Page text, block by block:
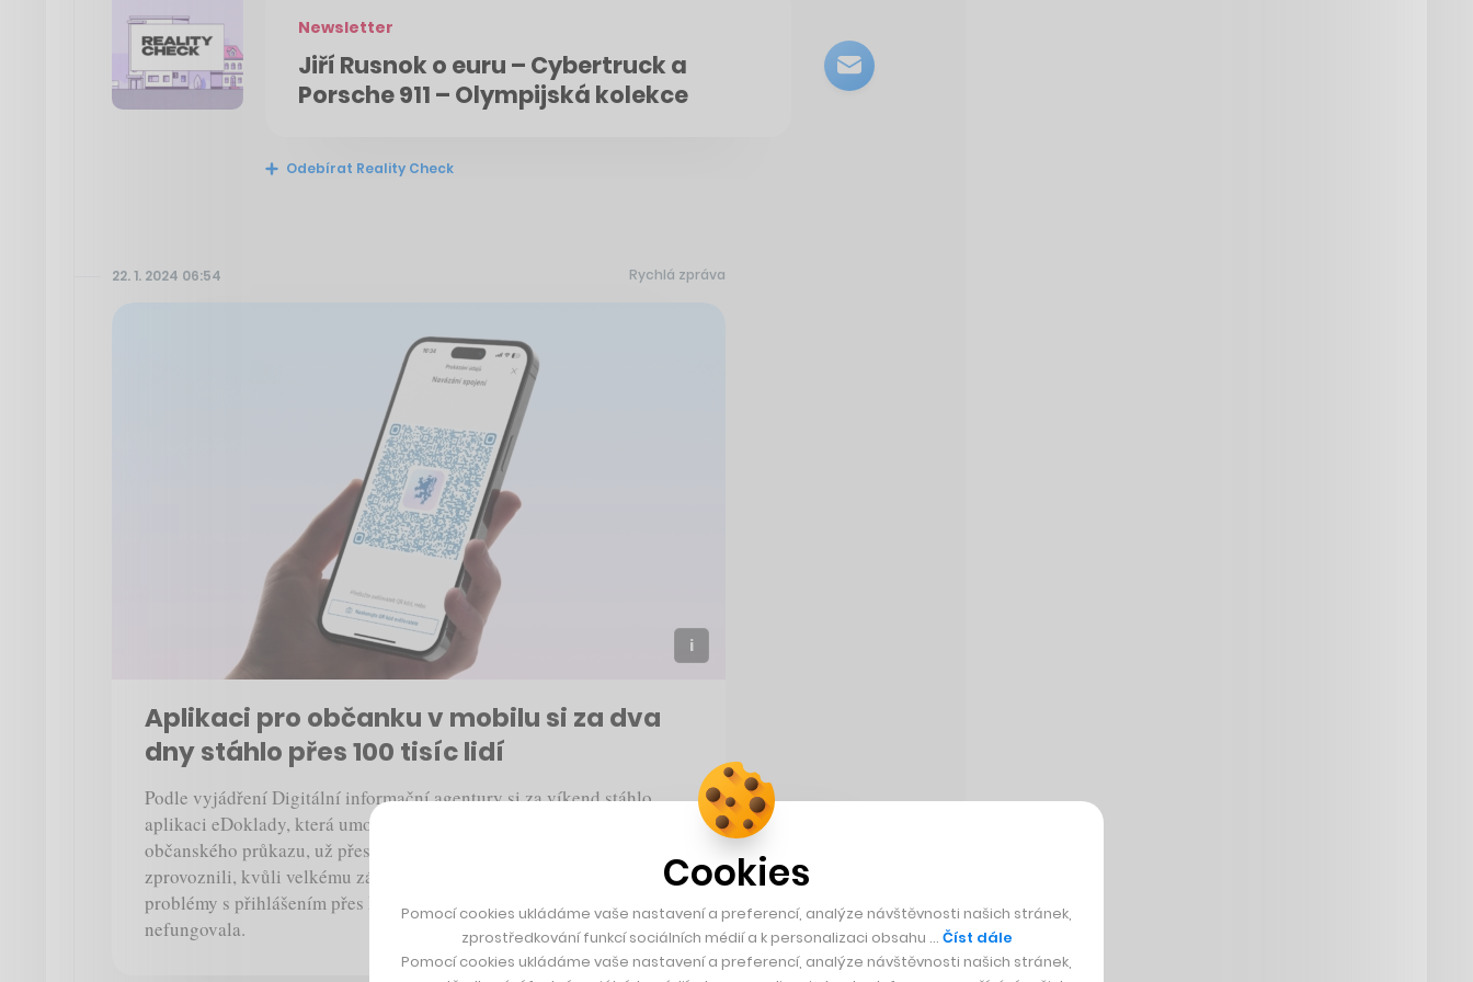
Newsletter
Jiří Rusnok o euru – Cybertruck a
Porsche 911 – Olympijská kolekce
Odebírat Reality Check
22. 1. 2024 06:54 Rychlá zpráva
Aplikaci pro občanku v mobilu si za dva
dny stáhlo přes 100 tisíc lidí
Podle vyjádření Digitální informační agentury si za víkend stáhlo
aplikaci eDoklady, která umožňuje získat digitální variantu
občanského průkazu, už přes 100 tisíc lidí. Ne všichni ji ale nutně
zprovoznili, kvůli velkému zájmu se totiž celý víkend objevovaly
problémy s přihlášením přes Identitu občana, jež byla přetížená a
nefungovala.
Cookies
Pomocí cookies ukládáme vaše nastavení a preferencí, analýze návštěvnosti našich stránek,
zprostředkování funkcí sociálních médií a k personalizaci obsahu … Číst dále
Pomocí cookies ukládáme vaše nastavení a preferencí, analýze návštěvnosti našich stránek,